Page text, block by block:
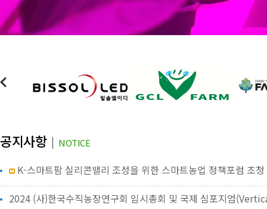
공지사항 NOTICE
K-스마트팜 실리콘밸리 조성을 위한 스마트농업 정책포럼 초청